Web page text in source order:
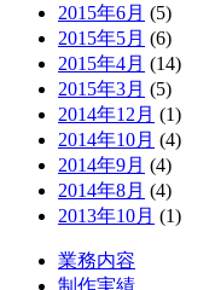
2015年6月 (5)
2015年5月 (6)
2015年4月 (14)
2015年3月 (5)
2014年12月 (1)
2014年10月 (4)
2014年9月 (4)
2014年8月 (4)
2013年10月 (1)
業務内容
制作実績